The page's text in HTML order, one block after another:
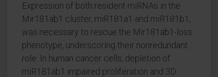
Expression of both resident miRNAs in the
Mir181ab1 cluster, miR181a1 and miR181b1,
was necessary to rescue the Mir181ab1-loss
phenotype, underscoring their nonredundant
role. In human cancer cells, depletion of
miR181ab1 impaired proliferation and 3D